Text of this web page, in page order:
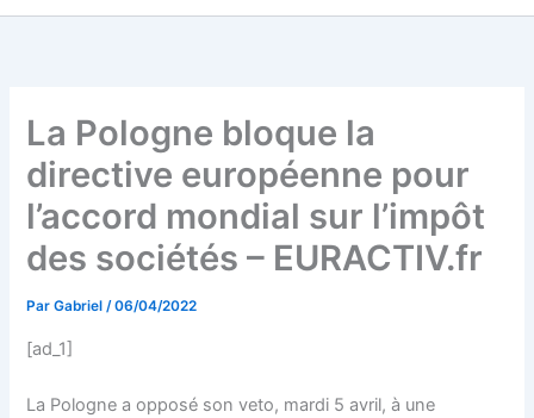
La Pologne bloque la
directive européenne pour
l’accord mondial sur l’impôt
des sociétés – EURACTIV.fr
ParGabriel/06/04/2022
[ad_1]
La Pologne a opposé son veto, mardi 5 avril, à une